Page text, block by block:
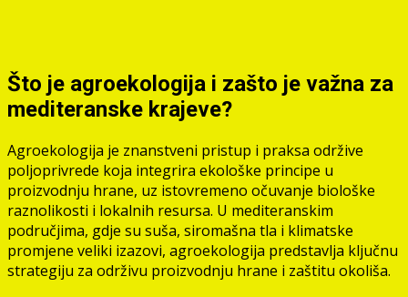
Što je agroekologija i zašto je važna za
mediteranske krajeve?
Agroekologija je znanstveni pristup i praksa održive
poljoprivrede koja integrira ekološke principe u
proizvodnju hrane, uz istovremeno očuvanje biološke
raznolikosti i lokalnih resursa. U mediteranskim
područjima, gdje su suša, siromašna tla i klimatske
promjene veliki izazovi, agroekologija predstavlja ključnu
strategiju za održivu proizvodnju hrane i zaštitu okoliša.